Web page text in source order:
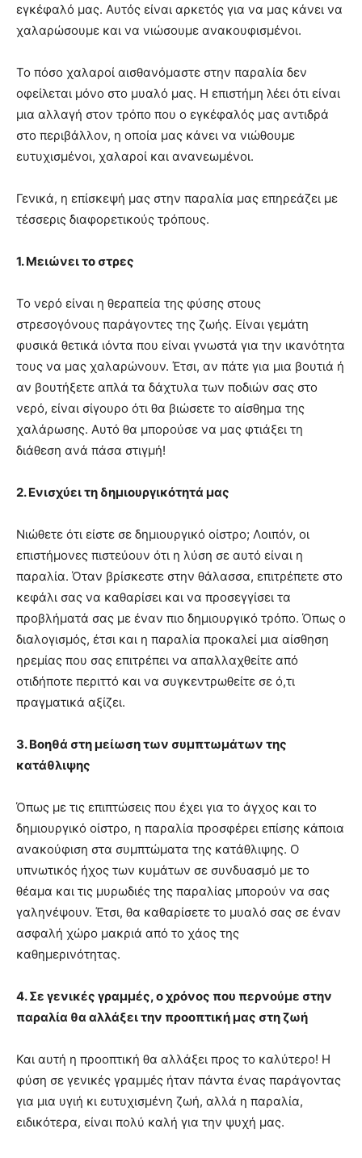
εγκέφαλό μας. Αυτός είναι αρκετός για να μας κάνει να
χαλαρώσουμε και να νιώσουμε ανακουφισμένοι.
Το πόσο χαλαροί αισθανόμαστε στην παραλία δεν
οφείλεται μόνο στο μυαλό μας. Η επιστήμη λέει ότι είναι
μια αλλαγή στον τρόπο που ο εγκέφαλός μας αντιδρά
στο περιβάλλον, η οποία μας κάνει να νιώθουμε
ευτυχισμένοι, χαλαροί και ανανεωμένοι.
Γενικά, η επίσκεψή μας στην παραλία μας επηρεάζει με
τέσσερις διαφορετικούς τρόπους.
1. Μειώνει το στρες
Το νερό είναι η θεραπεία της φύσης στους
στρεσογόνους παράγοντες της ζωής. Είναι γεμάτη
φυσικά θετικά ιόντα που είναι γνωστά για την ικανότητα
τους να μας χαλαρώνουν. Έτσι, αν πάτε για μια βουτιά ή
αν βουτήξετε απλά τα δάχτυλα των ποδιών σας στο
νερό, είναι σίγουρο ότι θα βιώσετε το αίσθημα της
χαλάρωσης. Αυτό θα μπορούσε να μας φτιάξει τη
διάθεση ανά πάσα στιγμή!
2. Ενισχύει τη δημιουργικότητά μας
Νιώθετε ότι είστε σε δημιουργικό οίστρο; Λοιπόν, οι
επιστήμονες πιστεύουν ότι η λύση σε αυτό είναι η
παραλία. Όταν βρίσκεστε στην θάλασσα, επιτρέπετε στο
κεφάλι σας να καθαρίσει και να προσεγγίσει τα
προβλήματά σας με έναν πιο δημιουργικό τρόπο. Όπως ο
διαλογισμός, έτσι και η παραλία προκαλεί μια αίσθηση
ηρεμίας που σας επιτρέπει να απαλλαχθείτε από
οτιδήποτε περιττό και να συγκεντρωθείτε σε ό,τι
πραγματικά αξίζει.
3. Βοηθά στη μείωση των συμπτωμάτων της
κατάθλιψης
Όπως με τις επιπτώσεις που έχει για το άγχος και το
δημιουργικό οίστρο, η παραλία προσφέρει επίσης κάποια
ανακούφιση στα συμπτώματα της κατάθλιψης. Ο
υπνωτικός ήχος των κυμάτων σε συνδυασμό με το
θέαμα και τις μυρωδιές της παραλίας μπορούν να σας
γαληνέψουν. Έτσι, θα καθαρίσετε το μυαλό σας σε έναν
ασφαλή χώρο μακριά από το χάος της
καθημερινότητας.
4. Σε γενικές γραμμές, ο χρόνος που περνούμε στην
παραλία θα αλλάξει την προοπτική μας στη ζωή
Και αυτή η προοπτική θα αλλάξει προς το καλύτερο! Η
φύση σε γενικές γραμμές ήταν πάντα ένας παράγοντας
για μια υγιή κι ευτυχισμένη ζωή, αλλά η παραλία,
ειδικότερα, είναι πολύ καλή για την ψυχή μας.